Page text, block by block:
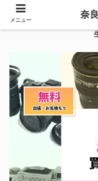
メニュー
奈